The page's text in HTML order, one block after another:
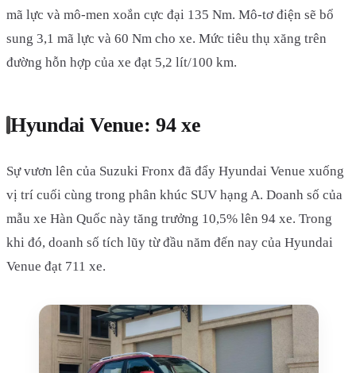
mã lực và mô-men xoắn cực đại 135 Nm. Mô-tơ điện sẽ bổ
sung 3,1 mã lực và 60 Nm cho xe. Mức tiêu thụ xăng trên
đường hỗn hợp của xe đạt 5,2 lít/100 km.
Hyundai Venue: 94 xe
Sự vươn lên của Suzuki Fronx đã đẩy Hyundai Venue xuống
vị trí cuối cùng trong phân khúc SUV hạng A. Doanh số của
mẫu xe Hàn Quốc này tăng trưởng 10,5% lên 94 xe. Trong
khi đó, doanh số tích lũy từ đầu năm đến nay của Hyundai
Venue đạt 711 xe.